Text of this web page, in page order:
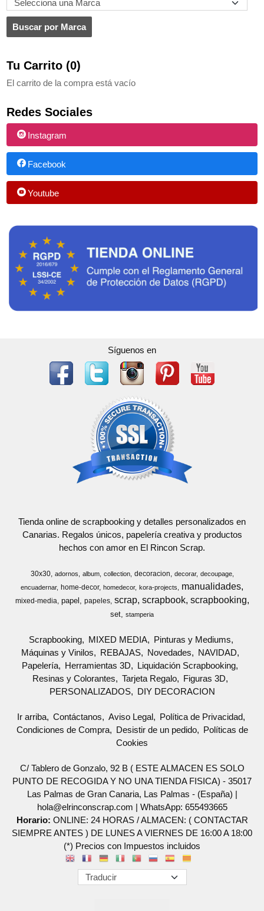
Tu Carrito (0)
El carrito de la compra está vacío
Redes Sociales
Instagram
Facebook
Youtube
Síguenos en
Tienda online de scrapbooking y detalles personalizados en
Canarias. Regalos únicos, papelería creativa y productos
hechos con amor en El Rincon Scrap.
30x30 adornos album collection decoracion decorar
decoupage
encuadernar
home-decor homedecor kora-projects manualidades
mixed-media papel papeles scrap scrapbook scrapbooking
set stamperia
Scrapbooking MIXED MEDIA
Pinturas y Mediums
Máquinas y Vinilos
REBAJAS Novedades
NAVIDAD
Papelería
Herramientas 3D
Liquidación Scrapbooking
Resinas y Colorantes
Tarjeta Regalo
Figuras 3D
PERSONALIZADOS
DIY DECORACION
Ir arriba Contáctanos Aviso Legal
Política de Privacidad
Condiciones de Compra
Desistir de un pedido
Políticas de
Cookies
C/ Tablero de Gonzalo, 92 B ( ESTE ALMACEN ES SOLO
PUNTO DE RECOGIDA Y NO UNA TIENDA FISICA) - 35017
Las Palmas de Gran Canaria, Las Palmas - (España) |
hola@elrinconscrap.com | WhatsApp: 655493665
Horario: ONLINE: 24 HORAS / ALMACEN: ( CONTACTAR
SIEMPRE ANTES ) DE LUNES A VIERNES DE 16:00 A 18:00
(*) Precios con Impuestos incluidos